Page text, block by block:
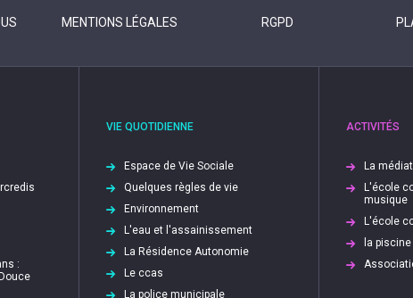
MENTIONS LÉGALES RGPD
:
VIE QUOTIDIENNE
Espace de Vie Sociale
Quelques règles de vie
Environnement
L'eau et l'assainissement
La Résidence Autonomie
Le ccas
La police municipale
ACTIVITÉS
La
L'école
musique
L'école
la